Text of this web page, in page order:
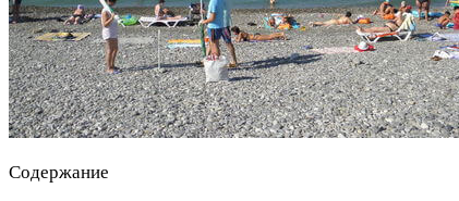
Содержание